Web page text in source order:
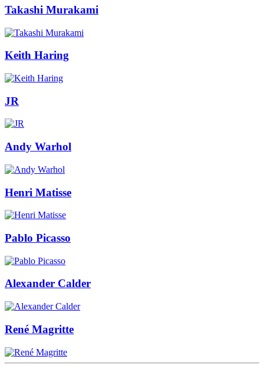
Takashi Murakami
Keith Haring
JR
Andy Warhol
Henri Matisse
Pablo Picasso
Alexander Calder
René Magritte